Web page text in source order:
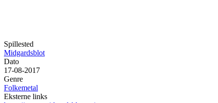
Spillested
Midgardsblot
Dato
17-08-2017
Genre
Folkemetal
Eksterne links